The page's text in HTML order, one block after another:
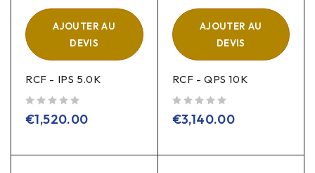
AJOUTER AU
DEVIS
RCF - IPS 5.0K
€1,520.00
AJOUTER AU
DEVIS
RCF - QPS 10K
€3,140.00